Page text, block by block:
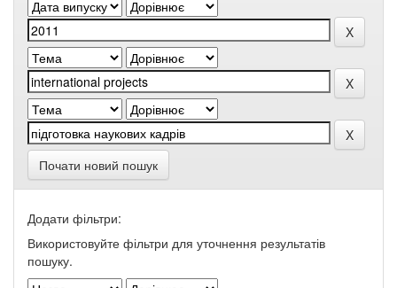
Почати новий пошук
Додати фільтри:
Використовуйте фільтри для уточнення результатів
пошуку.